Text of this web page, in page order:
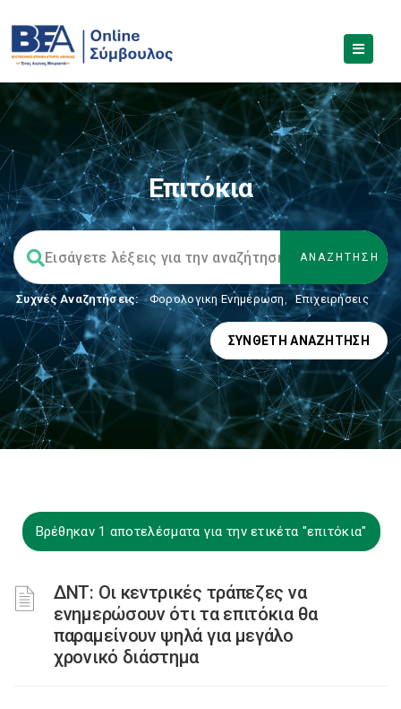
Επιτόκια
Συχνές Αναζητήσεις: Φορολογικη Ενημέρωση, Επιχειρήσεις
ΣΎΝΘΕΤΗ ΑΝΑΖΉΤΗΣΗ
Βρέθηκαν 1 αποτελέσματα για την ετικέτα "επιτόκια"
ΔΝΤ: Οι κεντρικές τράπεζες να
ενημερώσουν ότι τα επιτόκια θα
παραμείνουν ψηλά για μεγάλο
χρονικό διάστημα